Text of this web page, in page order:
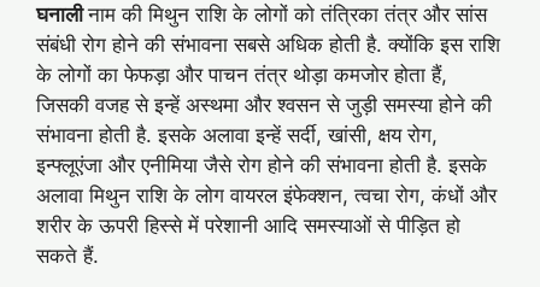
घनालीनाम की मिथुन राशि के लोगों को तंत्रिका तंत्र और सांस
संबंधी रोग होने की संभावना सबसे अधिक होती है. क्योंकि इस राशि
के लोगों का फेफड़ा और पाचन तंत्र थोड़ा कमजोर होता हैं,
जिसकी वजह से इन्हें अस्थमा और श्वसन से जुड़ी समस्या होने की
संभावना होती है. इसके अलावा इन्हें सर्दी, खांसी, क्षय रोग,
इन्फ्लूएंजा और एनीमिया जैसे रोग होने की संभावना होती है. इसके
अलावा मिथुन राशि के लोग वायरल इंफेक्शन, त्वचा रोग, कंधों और
शरीर के ऊपरी हिस्से में परेशानी आदि समस्याओं से पीड़ित हो
सकते हैं.